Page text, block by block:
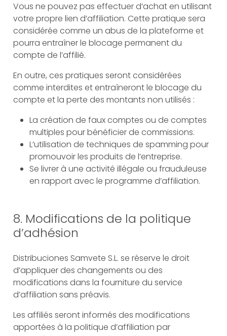
Vous ne pouvez pas effectuer d’achat en utilisant
votre propre lien d’affiliation. Cette pratique sera
considérée comme un abus de la plateforme et
pourra entraîner le blocage permanent du
compte de l’affilié.
En outre, ces pratiques seront considérées
comme interdites et entraîneront le blocage du
compte et la perte des montants non utilisés :
La création de faux comptes ou de comptes
multiples pour bénéficier de commissions.
L’utilisation de techniques de spamming pour
promouvoir les produits de l’entreprise.
Se livrer à une activité illégale ou frauduleuse
en rapport avec le programme d’affiliation.
8. Modifications de la politique
d’adhésion
Distribuciones Samvete S.L. se réserve le droit
d’appliquer des changements ou des
modifications dans la fourniture du service
d’affiliation sans préavis.
Les affiliés seront informés des modifications
apportées à la politique d’affiliation par